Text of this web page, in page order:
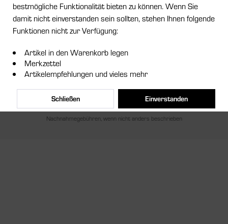
Service Hotline
Shop Service
Informationen
Newsletter
* Alle Preise inkl. gesetzl. Mehrwertsteuer zzgl.
Nachnahmegebühren, wenn nicht anders beschrieben
bestmögliche Funktionalität bieten zu können. Wenn Sie
damit nicht einverstanden sein sollten, stehen Ihnen folgende
Funktionen nicht zur Verfügung:
Artikel in den Warenkorb legen
Merkzettel
Artikelempfehlungen und vieles mehr
Einverstanden
Schließen